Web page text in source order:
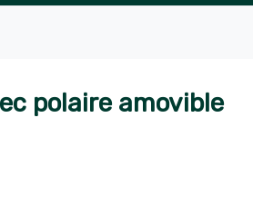
polaire amovible